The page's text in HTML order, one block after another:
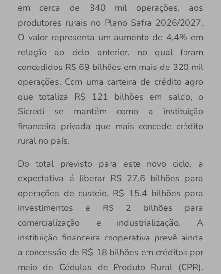
em cerca de 340 mil operações, aos
produtores rurais no Plano Safra 2026/2027.
O valor representa um aumento de 4,4% em
relação ao ciclo anterior, no qual foram
concedidos R$ 69 bilhões em mais de 320 mil
operações. Com uma carteira de crédito agro
que totaliza R$ 121 bilhões em saldo, o
Sicredi se mantém como a instituição
financeira privada que mais concede crédito
rural no país.
Do total previsto para este novo ciclo, a
expectativa é liberar R$ 27,6 bilhões para
operações de custeio, R$ 15,4 bilhões para
investimentos e R$ 2 bilhões para
comercialização e industrialização. A
instituição financeira cooperativa prevê ainda
a concessão de R$ 18 bilhões em créditos por
meio de Cédulas de Produto Rural (CPR).